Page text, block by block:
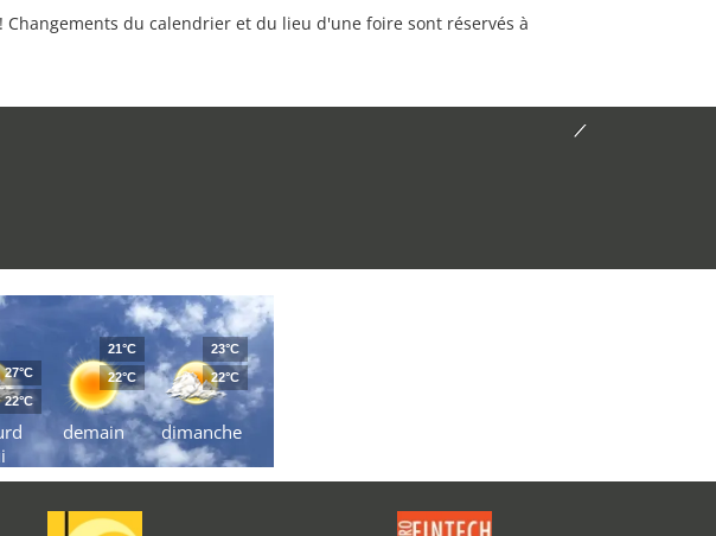
du calendrier et du lieu d'une foire sont réservés à
27°C
22°C
demain
21°C
22°C
dimanche
23°C
22°C